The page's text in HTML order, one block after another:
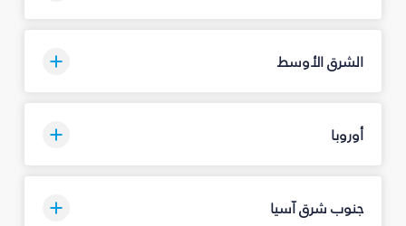
الشرق الأوسط
أوروبا
جنوب شرق آسيا